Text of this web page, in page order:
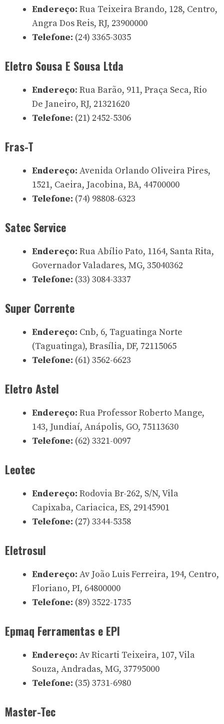
Endereço: Rua Teixeira Brando, 128, Centro,
Angra Dos Reis, RJ, 23900000
Telefone: (24) 3365-3035
Eletro Sousa E Sousa Ltda
Endereço: Rua Barão, 911, Praça Seca, Rio
De Janeiro, RJ, 21321620
Telefone: (21) 2452-5306
Fras-T
Endereço: Avenida Orlando Oliveira Pires,
1521, Caeira, Jacobina, BA, 44700000
Telefone: (74) 98808-6323
Satec Service
Endereço: Rua Abílio Pato, 1164, Santa Rita,
Governador Valadares, MG, 35040362
Telefone: (33) 3084-3337
Super Corrente
Endereço: Cnb, 6, Taguatinga Norte
(Taguatinga), Brasília, DF, 72115065
Telefone: (61) 3562-6623
Eletro Astel
Endereço: Rua Professor Roberto Mange,
143, Jundiaí, Anápolis, GO, 75113630
Telefone: (62) 3321-0097
Leotec
Endereço: Rodovia Br-262, S/N, Vila
Capixaba, Cariacica, ES, 29145901
Telefone: (27) 3344-5358
Eletrosul
Endereço: Av João Luis Ferreira, 194, Centro,
Floriano, PI, 64800000
Telefone: (89) 3522-1735
Epmaq Ferramentas e EPI
Endereço: Av Ricarti Teixeira, 107, Vila
Souza, Andradas, MG, 37795000
Telefone: (35) 3731-6980
Master-Tec